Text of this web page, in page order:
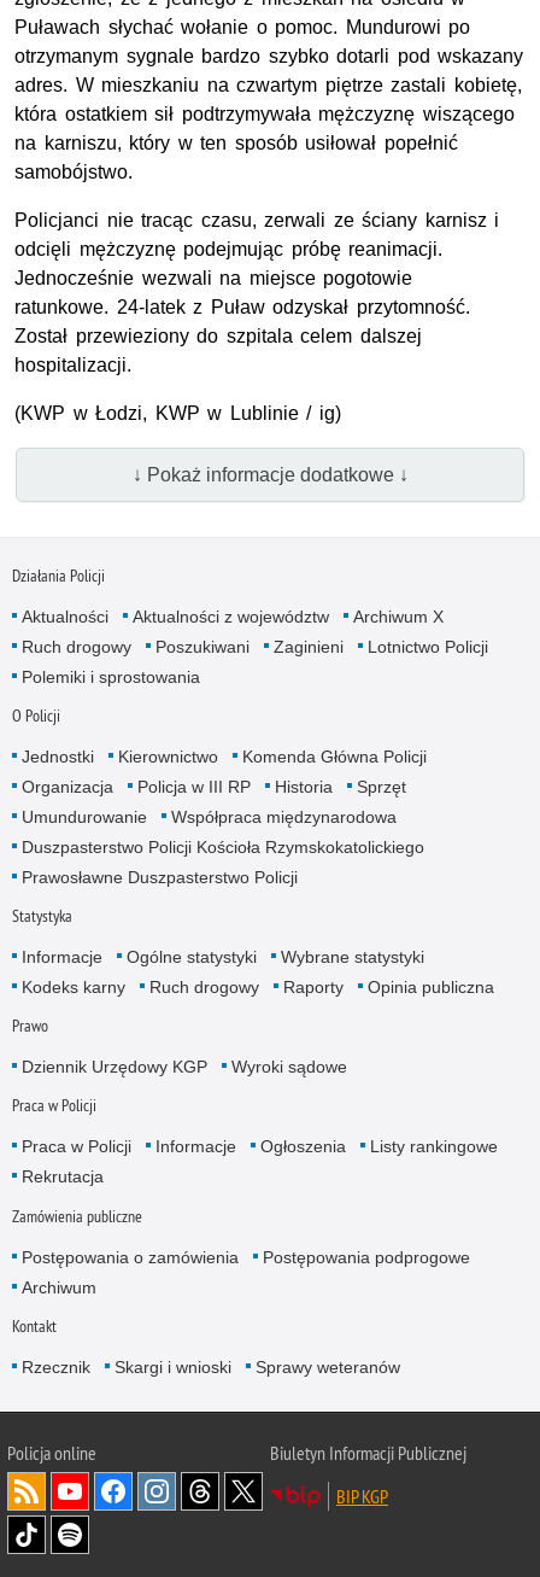
Puławach słychać wołanie o pomoc. Mundurowi po
otrzymanym sygnale bardzo szybko dotarli pod wskazany
adres. W mieszkaniu na czwartym piętrze zastali kobietę,
która ostatkiem sił podtrzymywała mężczyznę wiszącego
na karniszu, który w ten sposób usiłował popełnić
samobójstwo.
Policjanci nie tracąc czasu, zerwali ze ściany karnisz i
odcięli mężczyznę podejmując próbę reanimacji.
Jednocześnie wezwali na miejsce pogotowie
ratunkowe. 24-latek z Puław odzyskał przytomność.
Został przewieziony do szpitala celem dalszej
hospitalizacji.
(KWP w Łodzi, KWP w Lublinie / ig)
↓ Pokaż informacje dodatkowe ↓
Działania Policji
Aktualności Aktualności z województw
Archiwum X
Ruch drogowy
Poszukiwani Zaginieni
Lotnictwo Policji
Polemiki i sprostowania
O Policji
Jednostki Kierownictwo
Komenda Główna Policji
Organizacja
Policja w III RP Historia
Sprzęt
Umundurowanie
Współpraca międzynarodowa
Duszpasterstwo Policji Kościoła Rzymskokatolickiego
Prawosławne Duszpasterstwo Policji
Statystyka
Informacje Ogólne statystyki
Wybrane statystyki
Kodeks karny
Ruch drogowy Raporty Opinia publiczna
Prawo
Dziennik Urzędowy KGP Wyroki sądowe
Praca w Policji
Praca w Policji Informacje Ogłoszenia
Listy rankingowe
Rekrutacja
Zamówienia publiczne
Postępowania o zamówienia
Postępowania podprogowe
Archiwum
Kontakt
Rzecznik Skargi i wnioski Sprawy weteranów
Policjaonline
Biuletyn Informacji Publicznej
BIP KGP